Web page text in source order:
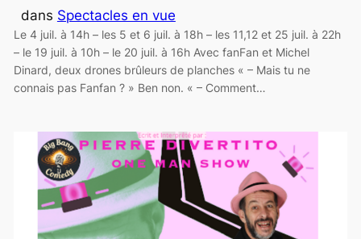
dans Spectacles en vue
Le 4 juil. à 14h – les 5 et 6 juil. à 18h – les 11,12 et 25 juil. à 22h
– le 19 juil. à 10h – le 20 juil. à 16h Avec fanFan et Michel
Dinard, deux drones brûleurs de planches « – Mais tu ne
connais pas Fanfan ? » Ben non. « – Comment…